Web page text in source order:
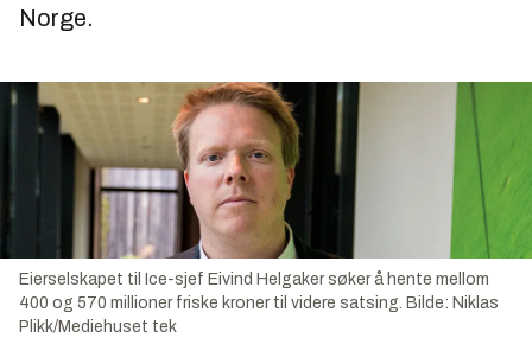
Norge.
Eierselskapet til Ice-sjef Eivind Helgaker søker å hente mellom
400 og 570 millioner friske kroner til videre satsing. Bilde: Niklas
Plikk/Mediehuset tek